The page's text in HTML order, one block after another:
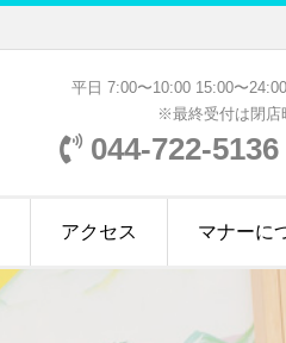
平日 7:00〜10:00 15:00〜
※最終受付は閉店
044-722-5136
アクセス マナーに